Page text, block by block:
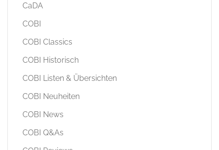
CaDA
COBI
COBI Classics
COBI Historisch
COBI Listen & Übersichten
COBI Neuheiten
COBI News
COBI Q&As